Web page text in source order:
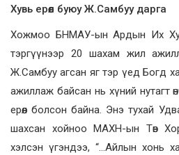
Хувь ерөөл буюу Ж.Самбуу дарга
Хожмоо БНМАУ-ын Ардын Их
тэргүүнээр 20 шахам жил
Ж.Самбуу агсан яг тэр үед Богд
ажиллаж байсан нь хүний нутагт
ерөөл болсон байна. Энэ тухай
шахсан хойноо МАХН-ын Төв
хэлсэн үгэндээ, “…Айлын хонь